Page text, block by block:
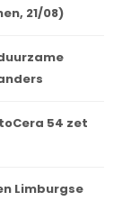
21/08)
54 zet
Limburgse